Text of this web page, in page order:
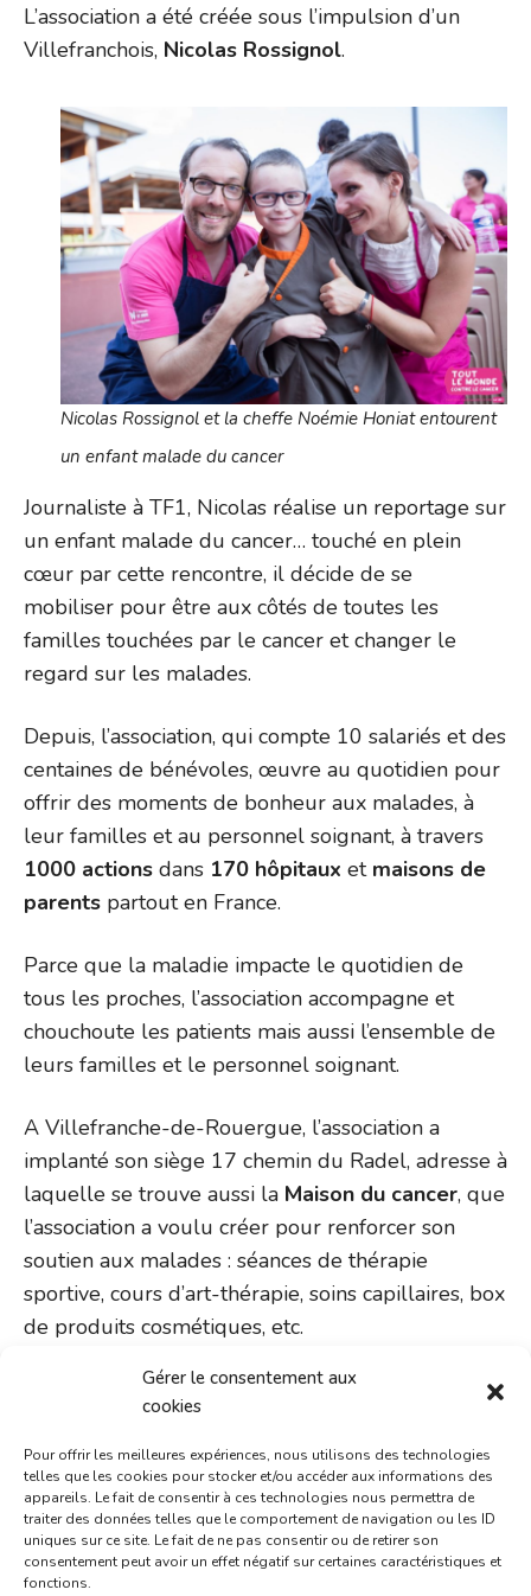
Gérer le consentement aux
cookies
Pour offrir les meilleures expériences, nous utilisons des technologies
telles que les cookies pour stocker et/ou accéder aux informations des
appareils. Le fait de consentir à ces technologies nous permettra de
traiter des données telles que le comportement de navigation ou les ID
uniques sur ce site. Le fait de ne pas consentir ou de retirer son
consentement peut avoir un effet négatif sur certaines caractéristiques et
fonctions.
L’association a été créée sous l’impulsion d’un
Villefranchois, Nicolas Rossignol.
Nicolas Rossignol et la cheffe Noémie Honiat entourent
un enfant malade du cancer
Journaliste à TF1, Nicolas réalise un reportage sur
un enfant malade du cancer… touché en plein
cœur par cette rencontre, il décide de se
mobiliser pour être aux côtés de toutes les
familles touchées par le cancer et changer le
regard sur les malades.
Depuis, l’association, qui compte 10 salariés et des
centaines de bénévoles, œuvre au quotidien pour
offrir des moments de bonheur aux malades, à
leur familles et au personnel soignant, à travers
1000 actions dans 170 hôpitaux et maisons de
parents partout en France.
Parce que la maladie impacte le quotidien de
tous les proches, l’association accompagne et
chouchoute les patients mais aussi l’ensemble de
leurs familles et le personnel soignant.
A Villefranche-de-Rouergue, l’association a
implanté son siège 17 chemin du Radel, adresse à
laquelle se trouve aussi la Maison du cancer, que
l’association a voulu créer pour renforcer son
soutien aux malades : séances de thérapie
sportive, cours d’art-thérapie, soins capillaires, box
de produits cosmétiques, etc.
L’association est aussi présente à travers de
exemple Octobre rose.
Page Facebook de l’association
Site internet de l’association